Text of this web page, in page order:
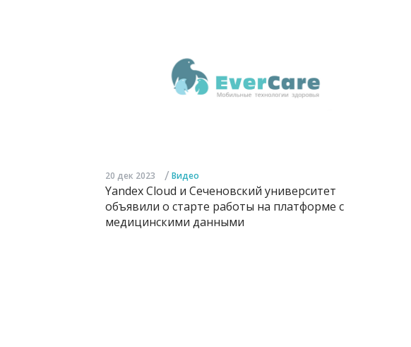
20 дек 2023 / Видео
Yandex Cloud и Сеченовский университет
объявили о старте работы на платформе с
медицинскими данными